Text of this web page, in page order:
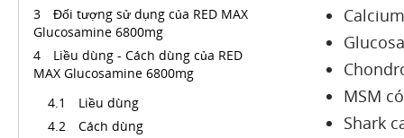
Đối tượng sử dụng của RED MAX
Glucosamine 6800mg
Liều dùng - Cách dùng của RED
MAX Glucosamine 6800mg
Liều dùng
Cách dùng
MSM
Shark